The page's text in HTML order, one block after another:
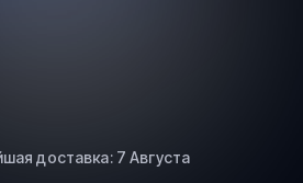
доставка: 7 Августа